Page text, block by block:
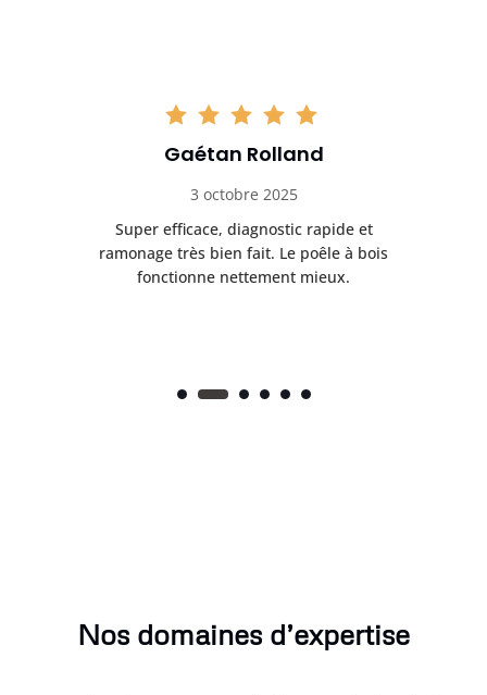
Gaétan Rolland
3 octobre 2025
Super efficace, diagnostic rapide et
ramonage très bien fait. Le poêle à bois
fonctionne nettement mieux.
Nos domaines d’expertise